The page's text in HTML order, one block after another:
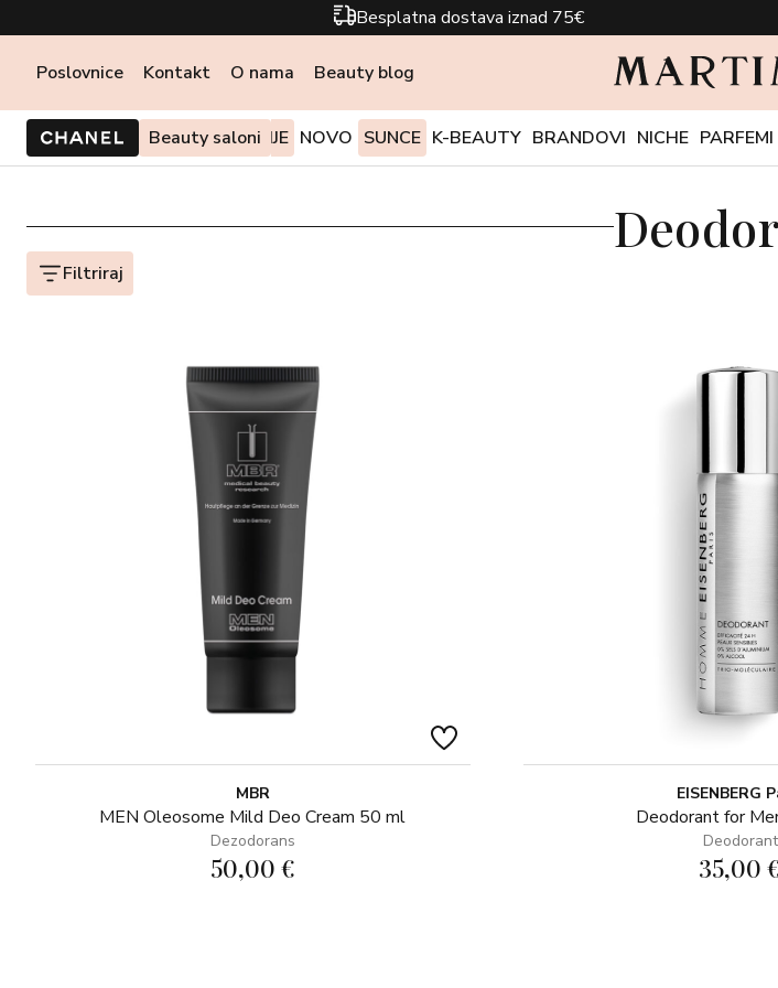
Besplatna dostava iznad 75€
Poslovnice Kontakt O nama Beauty blog
Beauty saloni
PONUDE I AKCIJE NOVO SUNCE K-BEAUTY BRANDOVI NICHE PARFEMI
Filtriraj
MBR
MEN Oleosome Mild Deo Cream 50 ml
Dezodorans
50,00 €
EISENBERG
Deodorant for
Deodorant
35,00